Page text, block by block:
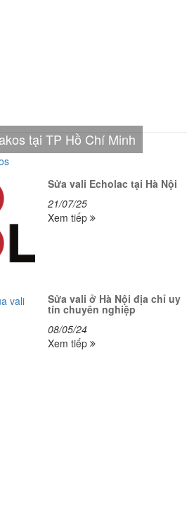
tại TP Hồ Chí Minh
Sửa vali Echolac tại Hà Nội
21/07/25
Xem tiếp
Sửa vali ở Hà Nội địa chỉ uy
tín chuyên nghiệp
08/05/24
Xem tiếp